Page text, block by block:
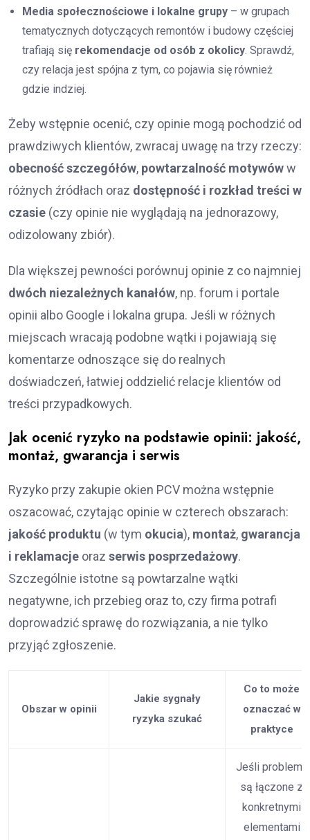
Media społecznościowe i lokalne grupy – w grupach
tematycznych dotyczących remontów i budowy częściej
trafiają się rekomendacje od osób z okolicy. Sprawdź,
czy relacja jest spójna z tym, co pojawia się również
gdzie indziej.
Żeby wstępnie ocenić, czy opinie mogą pochodzić od
prawdziwych klientów, zwracaj uwagę na trzy rzeczy:
obecność szczegółów, powtarzalność motywóww
różnych źródłach oraz dostępność i rozkład treści w
czasie (czy opinie nie wyglądają na jednorazowy,
odizolowany zbiór).
Dla większej pewności porównuj opinie z co najmniej
dwóch niezależnych kanałów, np. forum i portale
opinii albo Google i lokalna grupa. Jeśli w różnych
miejscach wracają podobne wątki i pojawiają się
komentarze odnoszące się do realnych
doświadczeń, łatwiej oddzielić relacje klientów od
treści przypadkowych.
Jak ocenić ryzyko na podstawie opinii: jakość,
montaż, gwarancja i serwis
Ryzyko przy zakupie okien PCV można wstępnie
oszacować, czytając opinie w czterech obszarach:
jakość produktu (w tym okucia), montaż, gwarancja
i reklamacje oraz serwis posprzedażowy.
Szczególnie istotne są powtarzalne wątki
negatywne, ich przebieg oraz to, czy firma potrafi
doprowadzić sprawę do rozwiązania, a nie tylko
przyjąć zgłoszenie.
Obszar w opinii
Jakie sygnały
ryzyka szukać
Co to może
oznaczać w
praktyce
Jeśli problemy
są łączone z
konkretnymi
elementami